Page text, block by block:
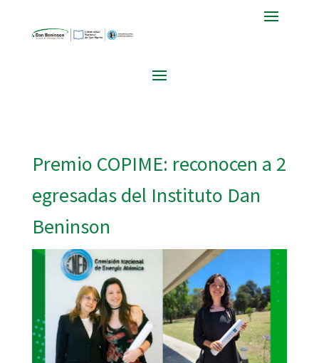
Premio COPIME: reconocen a 2
egresadas del Instituto Dan
Beninson